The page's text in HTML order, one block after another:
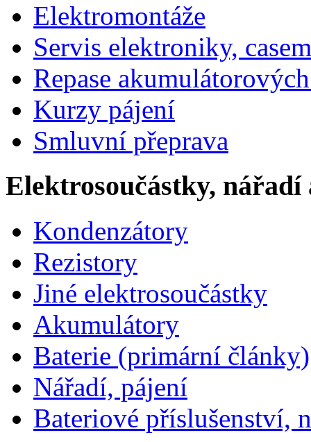
Elektromontáže
Servis elektroniky,
Repase
Kurzy pájení
Smluvní přeprava
Elektrosoučástky, nářadí
Kondenzátory
Rezistory
Jiné elektrosoučástky
Akumulátory
Baterie (primární články)
Nářadí, pájení
Bateriové příslušenství,